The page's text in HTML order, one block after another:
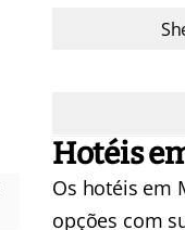
Hotéis
Os hotéis em
opções com